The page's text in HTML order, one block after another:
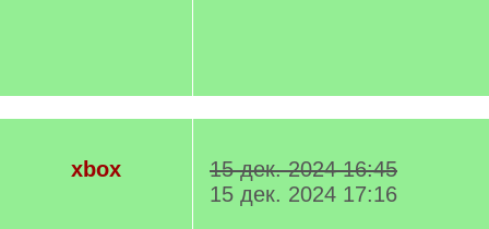
xbox
15 дек. 2024 16:45
15 дек. 2024 17:16